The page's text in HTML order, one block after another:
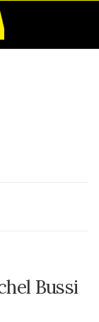
Bussi